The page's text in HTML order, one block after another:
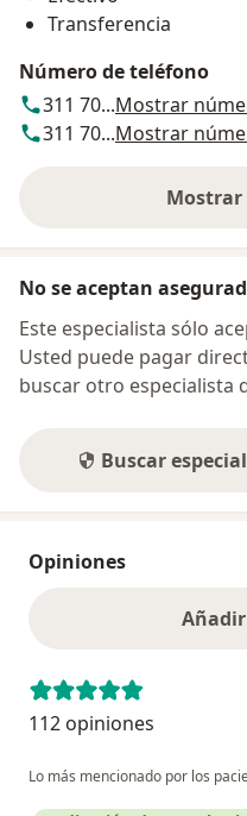
Transferencia
Número de teléfono
311 70...Mostrar
311 70...Mostrar
Mostrar
No se aceptan
Este especialista sólo
Usted puede pagar
buscar otro especialista
Buscar
Opiniones
112 opiniones
Lo más mencionado por los